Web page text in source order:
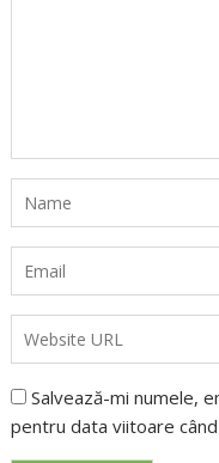
Salvează-mi numele,
pentru data viitoare